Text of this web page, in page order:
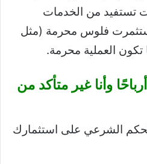
تستفيد من الخدمات
استثمرت فلوس محرمة (مثل
تكون العملية محرمة.
وأنا غير متأكد من
الشرعي على استثمارك